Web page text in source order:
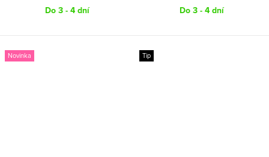
Do 3 - 4 dní Do 3 - 4 dní
Novinka Tip